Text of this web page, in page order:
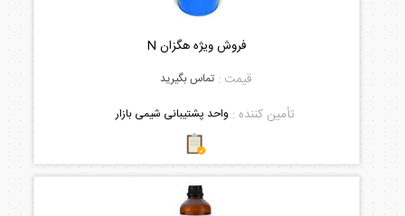
فروش ویژه هگزان N
قیمت :تماس بگیرید
تأمین کننده : واحد پشتیبانی شیمی بازار